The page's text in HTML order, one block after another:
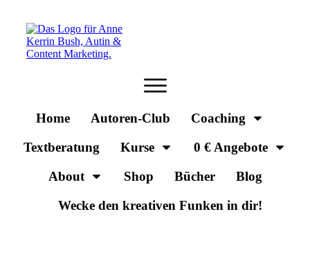
Home Autoren-Club
Coaching
Textberatung
Kurse
0 € Angebote
About
Shop Bücher
Blog
Wecke den kreativen Funken in dir!